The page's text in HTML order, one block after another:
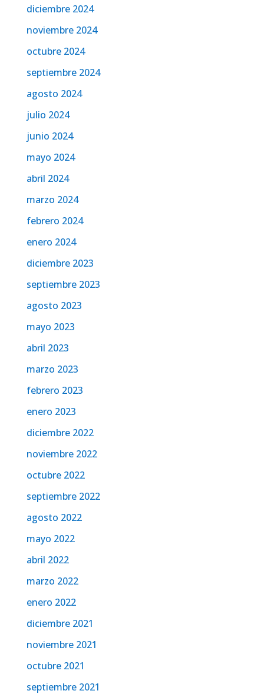
diciembre 2024
noviembre 2024
octubre 2024
septiembre 2024
agosto 2024
julio 2024
junio 2024
mayo 2024
abril 2024
marzo 2024
febrero 2024
enero 2024
diciembre 2023
septiembre 2023
agosto 2023
mayo 2023
abril 2023
marzo 2023
febrero 2023
enero 2023
diciembre 2022
noviembre 2022
octubre 2022
septiembre 2022
agosto 2022
mayo 2022
abril 2022
marzo 2022
enero 2022
diciembre 2021
noviembre 2021
octubre 2021
septiembre 2021